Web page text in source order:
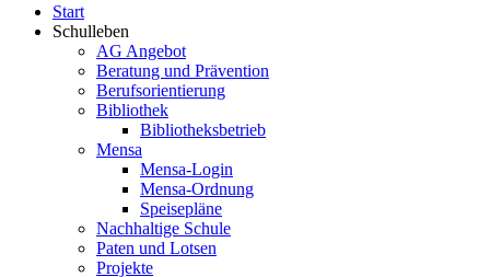
Start
Schulleben
AG Angebot
Beratung und Prävention
Berufsorientierung
Bibliothek
Bibliotheksbetrieb
Mensa
Mensa-Login
Mensa-Ordnung
Speisepläne
Nachhaltige Schule
Paten und Lotsen
Projekte